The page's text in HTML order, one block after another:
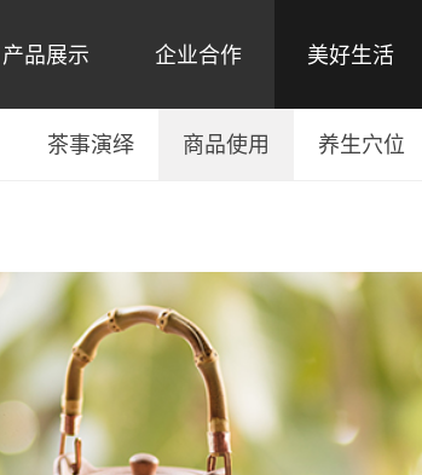
产品展示 企业合作 美好生活
茶事演绎 商品使用 养生穴位